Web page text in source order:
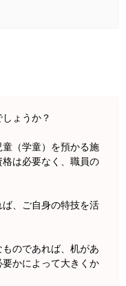
ょうか？
（学童）を預かる施
は必要なく、職員の
、ご自身の特技を活
のであれば、机があ
かによって大きくか